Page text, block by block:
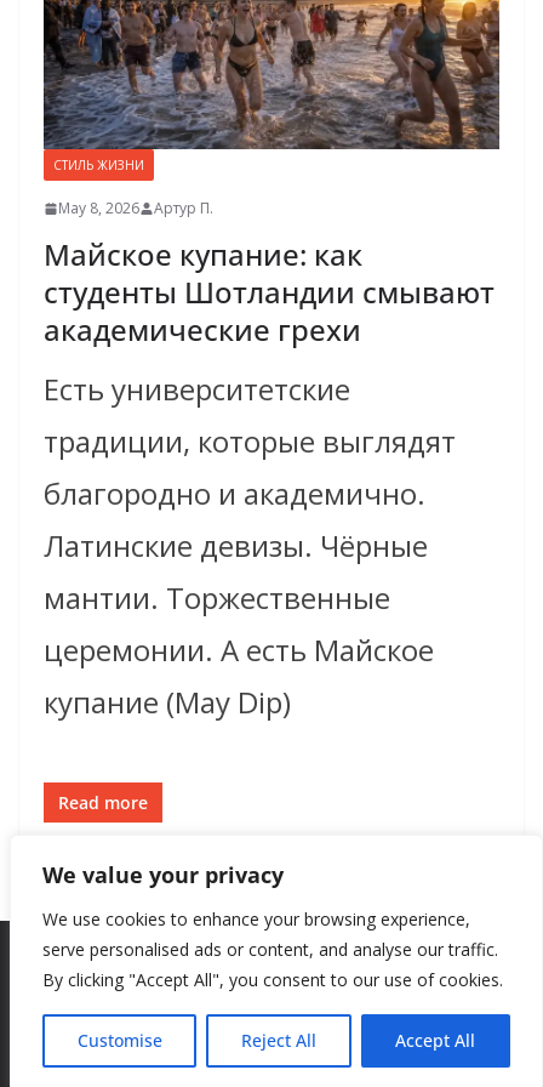
We value your privacy
We use cookies to enhance your browsing experience,
serve personalised ads or content, and analyse our traffic.
By clicking "Accept All", you consent to our use of cookies.
Customise Reject All Accept All
СТИЛЬ ЖИЗНИ
May 8, 2026 Артур П.
Майское купание: как
студенты Шотландии смывают
академические грехи
Есть университетские
традиции, которые выглядят
благородно и академично.
Латинские девизы. Чёрные
мантии. Торжественные
церемонии. А есть Майское
купание (May Dip)
Read more
Theme:ColorMag by ThemeGrill. Powered byWordPress